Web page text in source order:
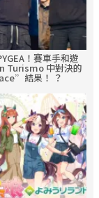
！賽車手和遊
Turismo 中對決的
結果！ ？